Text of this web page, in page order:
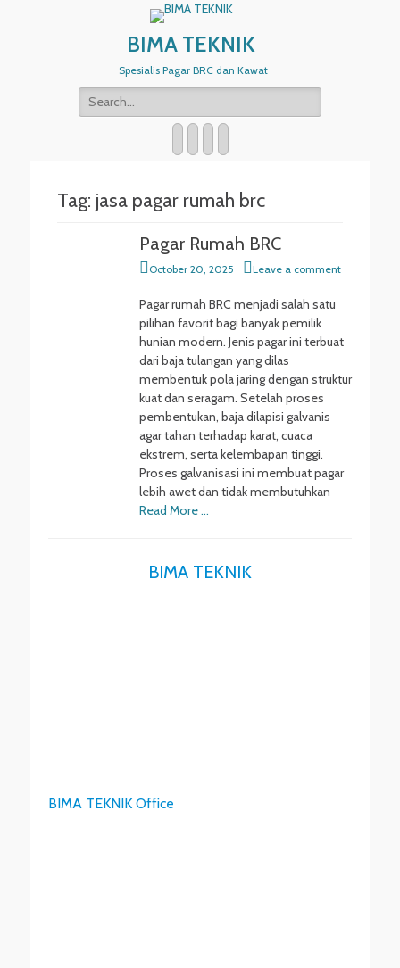
BIMA TEKNIK
Spesialis Pagar BRC dan Kawat
Search
for:
Tag: jasa pagar rumah brc
Pagar Rumah BRC
Posted
October 20, 2025 Leave a comment
Pagar rumah BRC menjadi salah satu
pilihan favorit bagi banyak pemilik
hunian modern. Jenis pagar ini terbuat
dari baja tulangan yang dilas
membentuk pola jaring dengan struktur
kuat dan seragam. Setelah proses
pembentukan, baja dilapisi galvanis
agar tahan terhadap karat, cuaca
ekstrem, serta kelembapan tinggi.
Proses galvanisasi ini membuat pagar
lebih awet dan tidak membutuhkan
Read More …
BIMA TEKNIK
BIMA TEKNIK Office